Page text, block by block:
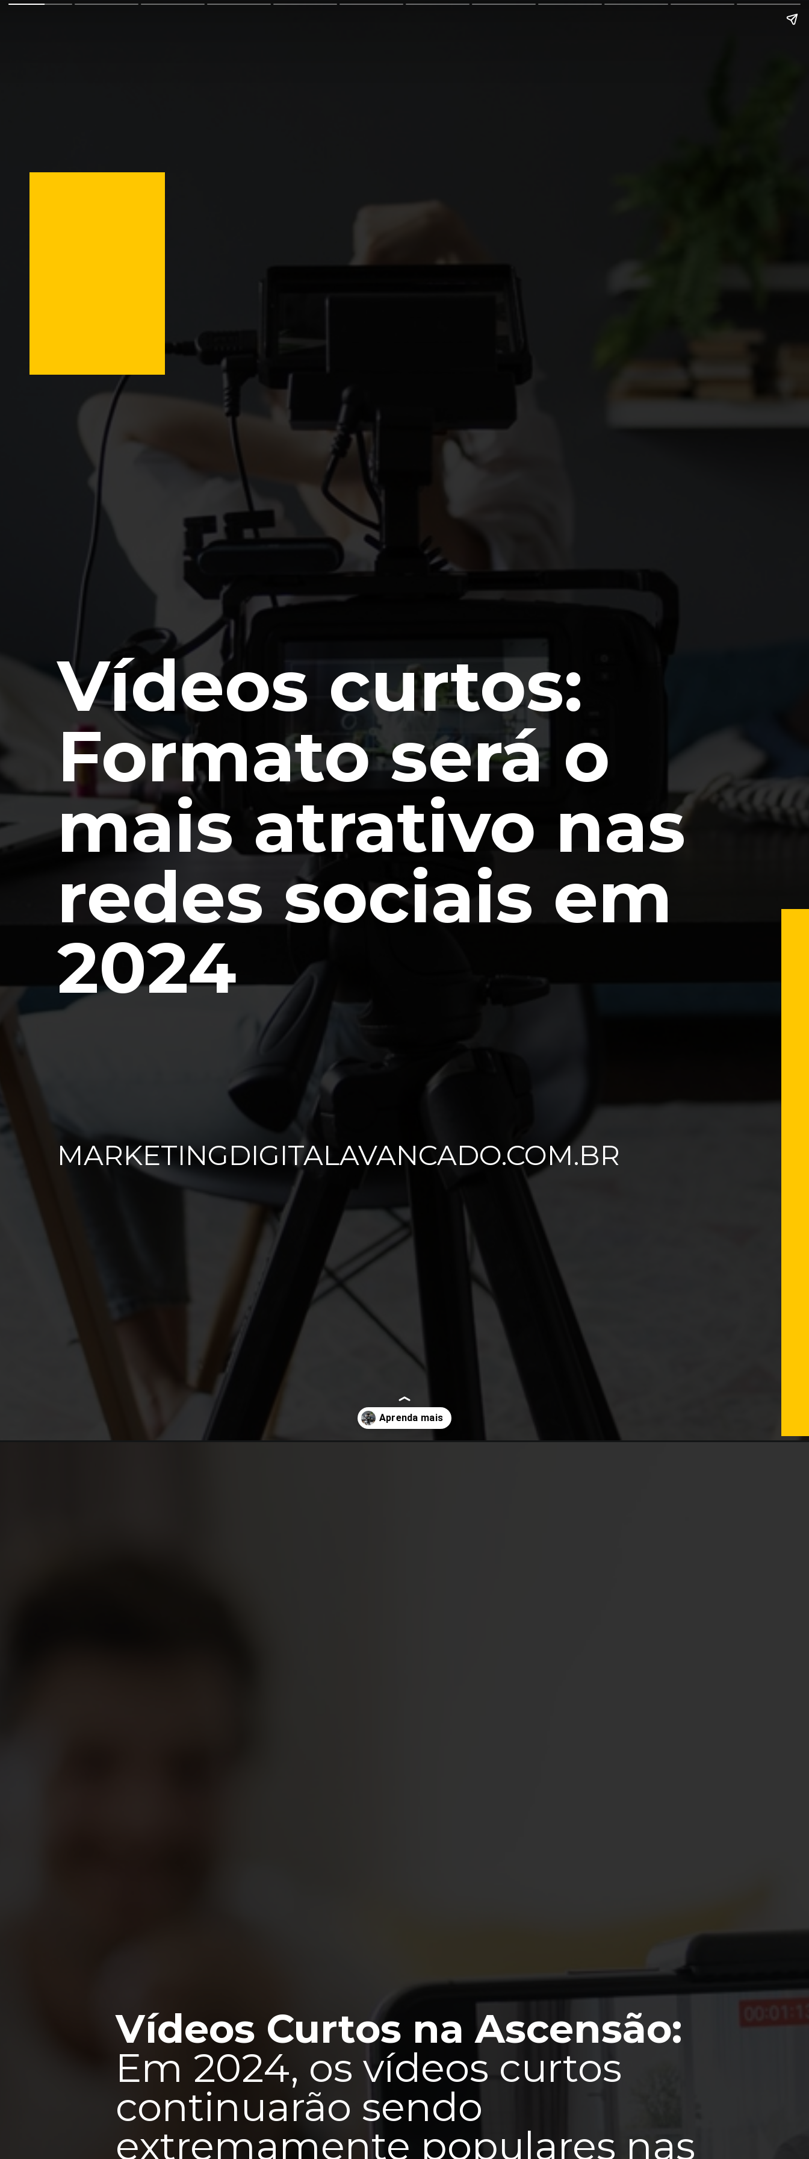
Vídeos curtos:
Formato será o
mais atrativo nas
redes sociais em
2024
MARKETINGDIGITALAVANCADO.COM.BR
Vídeos Curtos na Ascensão:
Em 2024, os vídeos curtos
continuarão sendo
extremamente populares nas